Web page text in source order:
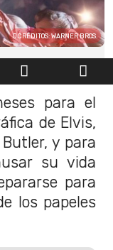
CRÉDITOS: WARNER BROS.
para el
de Elvis,
y para
su vida
para
los papeles